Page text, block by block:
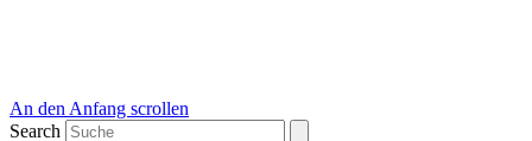
An den Anfang scrollen
Search